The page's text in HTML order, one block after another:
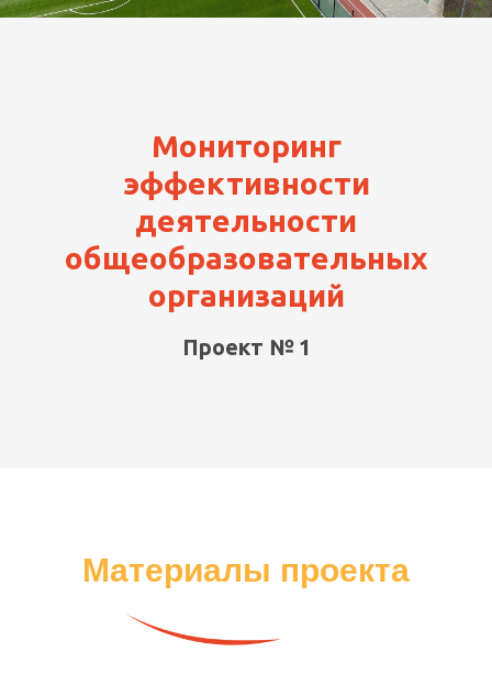
Мониторинг
эффективности
деятельности
общеобразовательных
организаций
Проект № 1
Материалы проекта